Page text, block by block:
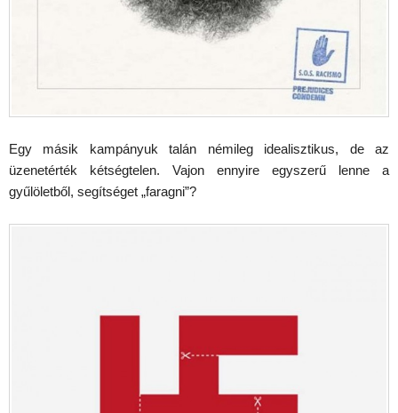
Egy másik kampányuk talán némileg idealisztikus, de az
üzenetérték kétségtelen. Vajon ennyire egyszerű lenne a
gyűlöletből, segítséget „faragni”?